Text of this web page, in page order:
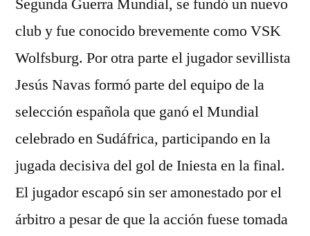
Segunda Guerra Mundial, se fundó un nuevo
club y fue conocido brevemente como VSK
Wolfsburg. Por otra parte el jugador sevillista
Jesús Navas formó parte del equipo de la
selección española que ganó el Mundial
celebrado en Sudáfrica, participando en la
jugada decisiva del gol de Iniesta en la final.
El jugador escapó sin ser amonestado por el
árbitro a pesar de que la acción fuese tomada